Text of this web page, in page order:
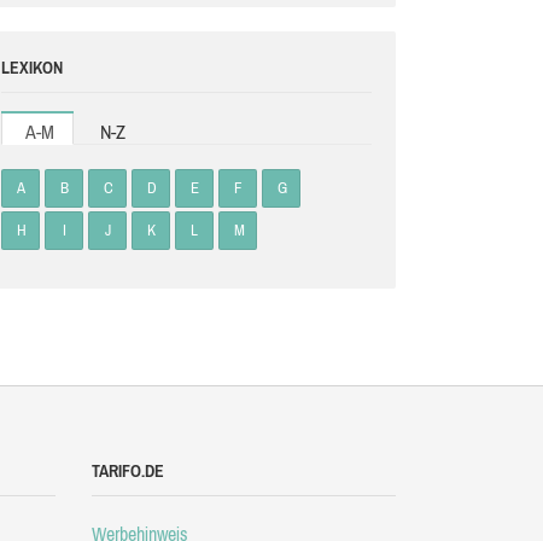
LEXIKON
A-M N-Z
A B C D E F G
H I J K L M
TARIFO.DE
Werbehinweis